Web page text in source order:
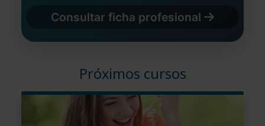
Consultar ficha profesional
Próximos cursos